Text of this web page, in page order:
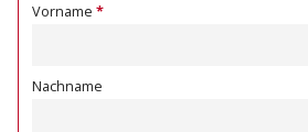
Vorname
Nachname